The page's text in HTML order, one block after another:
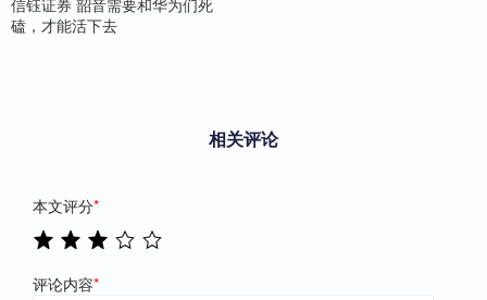
磕，才能活下去
相关评论
本文评分*
评论内容*